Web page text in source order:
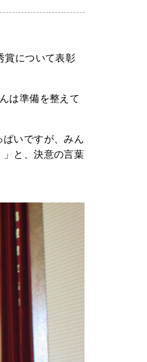
について表彰
は準備を整えて
いですが、みん
」と、決意の言葉